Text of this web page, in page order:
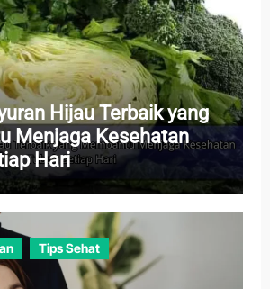
Hijau Terbaik yang
Menjaga Kesehatan
Hari
Tips Sehat